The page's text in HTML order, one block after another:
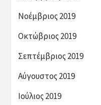
Νοέμβριος 2019
Οκτώβριος 2019
Σεπτέμβριος 2019
Αύγουστος 2019
Ιούλιος 2019